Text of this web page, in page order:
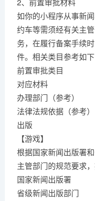
如你的小程序从事新
约车等需须经有关主
务，在履行备案手续
件。相关类目参考如下
前置审批类目
对应材料
办理部门（参考）
法律法规依据（参考）
出版
【游戏】
根据国家新闻出版署
主管部门的规范要求，
国家新闻出版署
省级新闻出版部门